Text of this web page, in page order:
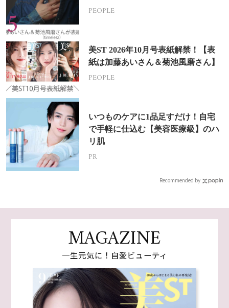
挑戦
PEOPLE
美ST 2026年10月号表紙解禁！【表
紙は加藤あいさん＆菊池風磨さん】
PEOPLE
いつものケアに1品足すだけ！自宅
で手軽に仕込む【美容医療級】のハ
リ肌
PR
Recommended by
MAGAZINE
一生元気に！自愛ビューティ